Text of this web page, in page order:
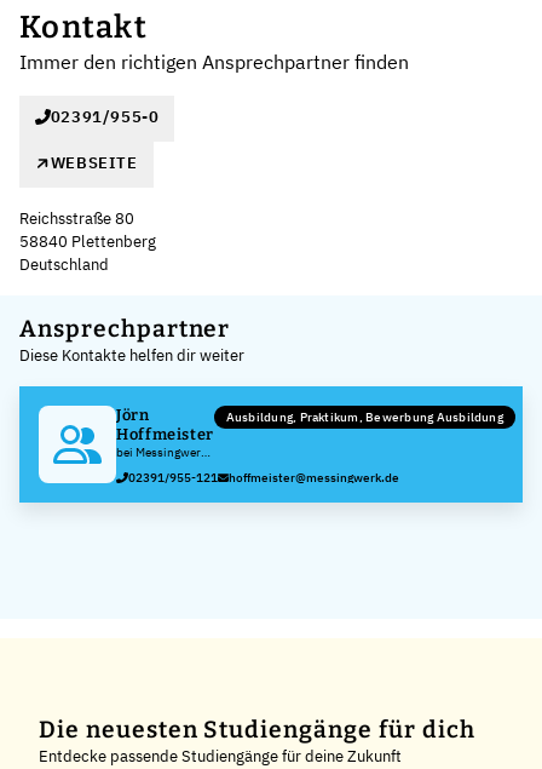
Kontakt
Immer den richtigen Ansprechpartner finden
02391/955-0
WEBSEITE
Reichsstraße 80
58840 Plettenberg
Deutschland
+
−
Ansprechpartner
Diese Kontakte helfen dir weiter
Jörn
Hoffmeister
bei Messingwerk
Plettenberg
Herfeld GmbH &
Co. KG
Ausbildung, Praktikum, Bewerbung Ausbildung
02391/955-121 hoffmeister@messingwerk.de
Die neuesten Studiengänge für dich
Entdecke passende Studiengänge für deine Zukunft